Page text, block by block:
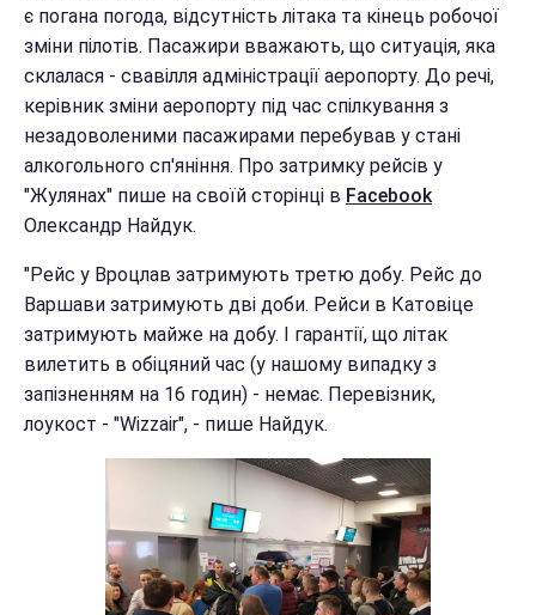
є погана погода, відсутність літака та кінець робочої
зміни пілотів. Пасажири вважають, що ситуація, яка
склалася - свавілля адміністрації аеропорту. До речі,
керівник зміни аеропорту під час спілкування з
незадоволеними пасажирами перебував у стані
алкогольного сп'яніння. Про затримку рейсів у
"Жулянах" пише на своїй сторінці в Facebook
Олександр Найдук.
"Рейс у Вроцлав затримують третю добу. Рейс до
Варшави затримують дві доби. Рейси в Катовіце
затримують майже на добу. І гарантії, що літак
вилетить в обіцяний час (у нашому випадку з
запізненням на 16 годин) - немає. Перевізник,
лоукост - "Wizzair", - пише Найдук.